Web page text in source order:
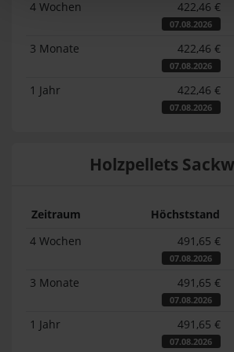
4 Wochen
422,46 €
07.08.2026
3 Monate 422,46 €
07.08.2026
1 Jahr 422,46 €
07.08.2026
Holzpellets
Zeitraum Höchststand
4 Wochen
491,65 €
07.08.2026
3 Monate 491,65 €
07.08.2026
1 Jahr 491,65 €
07.08.2026